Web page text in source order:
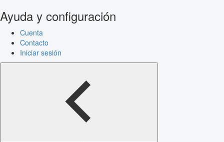
Ayuda y configuración
Cuenta
Contacto
Iniciar sesión